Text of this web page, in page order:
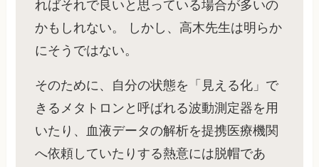
ればそれで良いと思っている場合が多いの
かもしれない。 しかし、高木先生は明らか
にそうではない。
そのために、自分の状態を「見える化」で
きるメタトロンと呼ばれる波動測定器を用
いたり、血液データの解析を提携医療機関
へ依頼していたりする熱意には脱帽であ